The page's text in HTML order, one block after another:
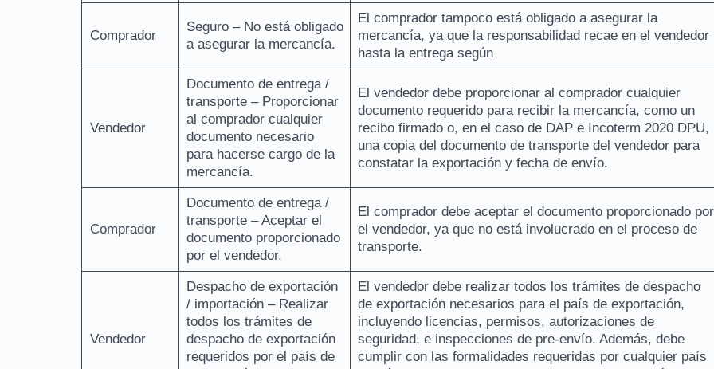
Comprador
Seguro – No está obligado
a asegurar la mercancía.
El comprador tampoco está obligado a asegurar la
mercancía, ya que la responsabilidad recae en el vendedor
hasta la entrega según
Vendedor
Documento de entrega /
transporte – Proporcionar
al comprador cualquier
documento necesario
para hacerse cargo de la
mercancía.
El vendedor debe proporcionar al comprador cualquier
documento requerido para recibir la mercancía, como un
recibo firmado o, en el caso de DAP e Incoterm 2020 DPU,
una copia del documento de transporte del vendedor para
constatar la exportación y fecha de envío.
Comprador
Documento de entrega /
transporte – Aceptar el
documento proporcionado
por el vendedor.
El comprador debe aceptar el documento proporcionado por
el vendedor, ya que no está involucrado en el proceso de
transporte.
Vendedor
Despacho de exportación
/ importación – Realizar
todos los trámites de
despacho de exportación
requeridos por el país de
El vendedor debe realizar todos los trámites de despacho
de exportación necesarios para el país de exportación,
incluyendo licencias, permisos, autorizaciones de
seguridad, e inspecciones de pre-envío. Además, debe
cumplir con las formalidades requeridas por cualquier país